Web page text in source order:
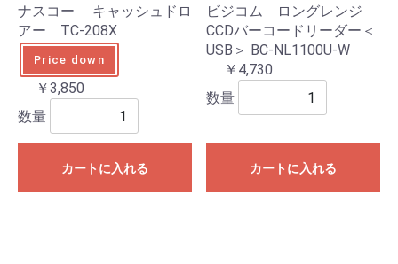
ナスコー キャッシュドロ
アー TC-208X
Price down
￥3,850
数量
カートに入れる
ビジコム ロングレンジ
CCDバーコードリーダー＜
USB＞ BC-NL1100U-W
￥4,730
数量
カートに入れる